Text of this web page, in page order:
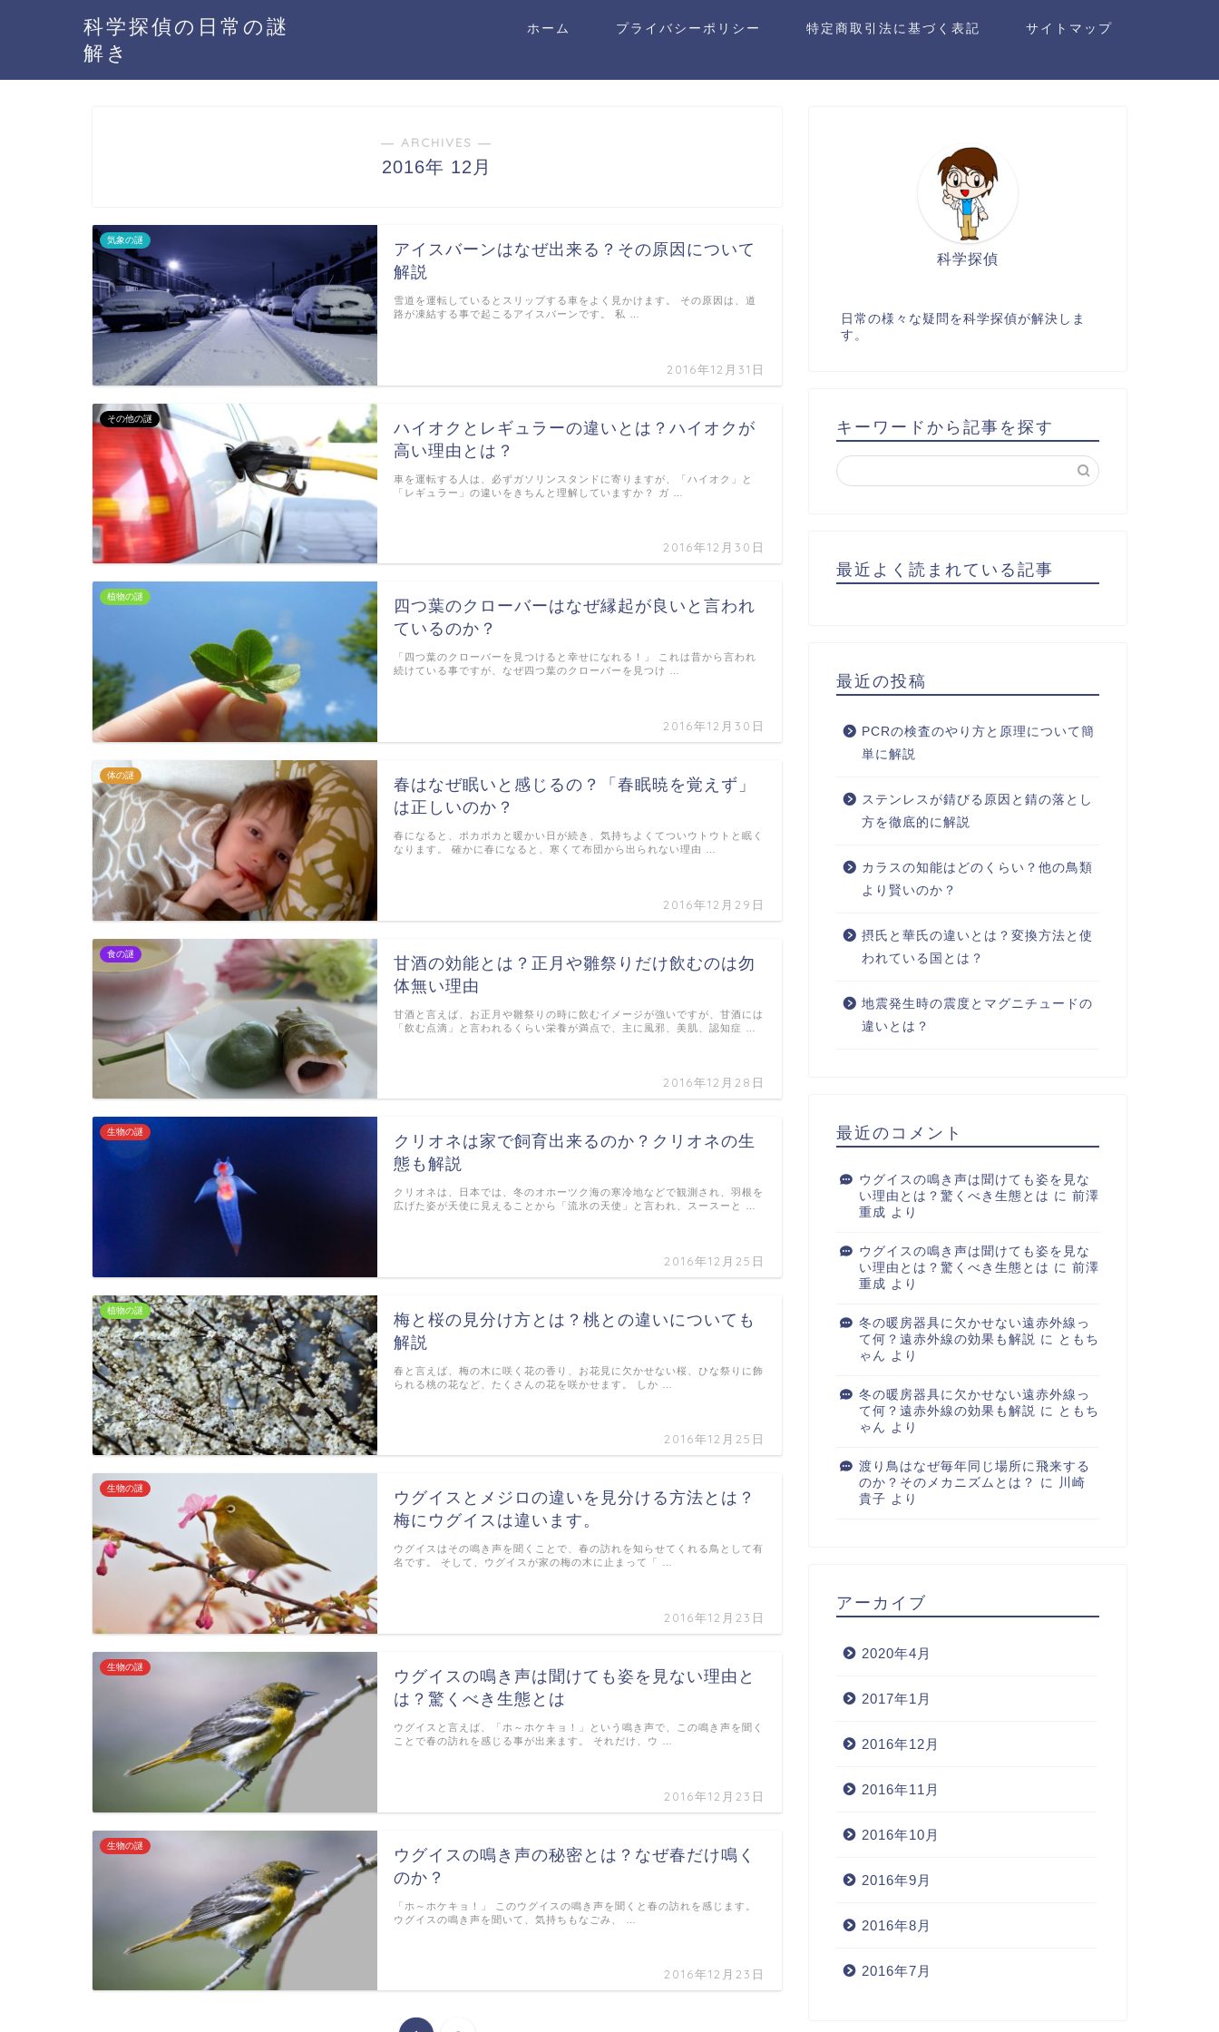
科学探偵の日常の謎
解き
ホーム プライバシーポリシー 特定商取引法に基づく表記 サイトマップ
― ARCHIVES ―
2016年 12月
気象の謎
アイスバーンはなぜ出来る？その原因について
解説
2016年12月31日
雪道を運転しているとスリップする車をよく見かけます。 その原因は、道
路が凍結する事で起こるアイスバーンです。 私 …
その他の謎
ハイオクとレギュラーの違いとは？ハイオクが
高い理由とは？
2016年12月30日
車を運転する人は、必ずガソリンスタンドに寄りますが、「ハイオク」と
「レギュラー」の違いをきちんと理解していますか？ ガ …
植物の謎
四つ葉のクローバーはなぜ縁起が良いと言われ
ているのか？
2016年12月30日
「四つ葉のクローバーを見つけると幸せになれる！」 これは昔から言われ
続けている事ですが、なぜ四つ葉のクローバーを見つけ …
体の謎
春はなぜ眠いと感じるの？「春眠暁を覚えず」
は正しいのか？
2016年12月29日
春になると、ポカポカと暖かい日が続き、気持ちよくてついウトウトと眠く
なります。 確かに春になると、寒くて布団から出られない理由 …
食の謎
甘酒の効能とは？正月や雛祭りだけ飲むのは勿
体無い理由
2016年12月28日
甘酒と言えば、お正月や雛祭りの時に飲むイメージが強いですが、甘酒には
「飲む点滴」と言われるくらい栄養が満点で、主に風邪、美肌、認知症 …
生物の謎
クリオネは家で飼育出来るのか？クリオネの生
態も解説
2016年12月25日
クリオネは、日本では、冬のオホーツク海の寒冷地などで観測され、羽根を
広げた姿が天使に見えることから「流氷の天使」と言われ、スースーと …
植物の謎
梅と桜の見分け方とは？桃との違いについても
解説
2016年12月25日
春と言えば、梅の木に咲く花の香り、お花見に欠かせない桜、ひな祭りに飾
られる桃の花など、たくさんの花を咲かせます。 しか …
生物の謎
ウグイスとメジロの違いを見分ける方法とは？
梅にウグイスは違います。
2016年12月23日
ウグイスはその鳴き声を聞くことで、春の訪れを知らせてくれる鳥として有
名です。 そして、ウグイスが家の梅の木に止まって「 …
生物の謎
ウグイスの鳴き声は聞けても姿を見ない理由と
は？驚くべき生態とは
2016年12月23日
ウグイスと言えば、「ホ～ホケキョ！」という鳴き声で、この鳴き声を聞く
ことで春の訪れを感じる事が出来ます。 それだけ、ウ …
生物の謎
ウグイスの鳴き声の秘密とは？なぜ春だけ鳴く
のか？
2016年12月23日
「ホ～ホケキョ！」 このウグイスの鳴き声を聞くと春の訪れを感じます。
ウグイスの鳴き声を聞いて、気持ちもなごみ、 …
科学探偵
日常の様々な疑問を科学探偵が解決しま
す。
キーワードから記事を探す
最近よく読まれている記事
最近の投稿
PCRの検査のやり方と原理について簡
単に解説
ステンレスが錆びる原因と錆の落とし
方を徹底的に解説
カラスの知能はどのくらい？他の鳥類
より賢いのか？
摂氏と華氏の違いとは？変換方法と使
われている国とは？
地震発生時の震度とマグニチュードの
違いとは？
最近のコメント
ウグイスの鳴き声は聞けても姿を見な
い理由とは？驚くべき生態とは に 前澤
重成 より
ウグイスの鳴き声は聞けても姿を見な
い理由とは？驚くべき生態とは に 前澤
重成 より
冬の暖房器具に欠かせない遠赤外線っ
て何？遠赤外線の効果も解説 に ともち
ゃん より
冬の暖房器具に欠かせない遠赤外線っ
て何？遠赤外線の効果も解説 に ともち
ゃん より
渡り鳥はなぜ毎年同じ場所に飛来する
のか？そのメカニズムとは？
に 川崎
貴子 より
アーカイブ
2020年4月
2017年1月
2016年12月
2016年11月
2016年10月
2016年9月
2016年8月
2016年7月